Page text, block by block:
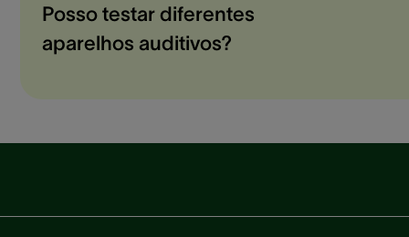
Posso testar diferentes
aparelhos auditivos?